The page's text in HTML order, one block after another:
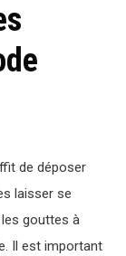
de déposer
laisser se
gouttes à
Il est important